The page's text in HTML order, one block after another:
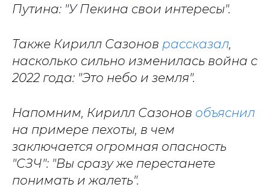
Путина: "У Пекина свои интересы".
Также Кирилл Сазонов рассказал,
насколько сильно изменилась война с
2022 года: "Это небо и земля".
Напомним, Кирилл Сазонов объяснил
на примере пехоты, в чем
заключается огромная опасность
"СЗЧ": "Вы сразу же перестанете
понимать и жалеть".